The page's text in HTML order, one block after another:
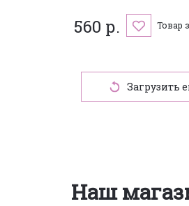
560 р. Товар
Загрузить
Наш